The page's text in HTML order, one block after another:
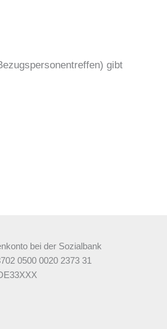
gibt
bei der Sozialbank
0500 0020 2373 31